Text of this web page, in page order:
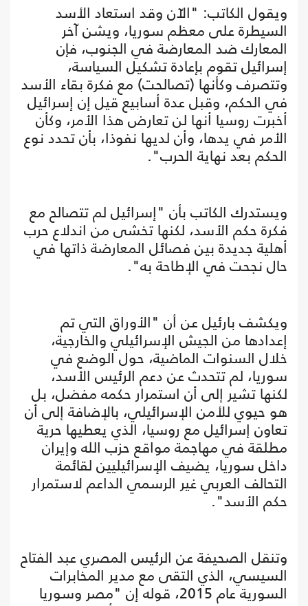
ويقول الكاتب: "الآن وقد استعاد الأسد
السيطرة على معظم سوريا، ويشن آخر
المعارك ضد المعارضة في الجنوب، فإن
إسرائيل تقوم بإعادة تشكيل السياسة،
وتتصرف وكأنها (تصالحت) مع فكرة بقاء الأسد
في الحكم، وقبل عدة أسابيع قيل إن إسرائيل
أخبرت روسيا أنها لن تعارض هذا الأمر، وكأن
الأمر في يدها، وأن لديها نفوذا، بأن تحدد نوع
الحكم بعد نهاية الحرب".
ويستدرك الكاتب بأن "إسرائيل لم تتصالح مع
فكرة حكم الأسد، لكنها تخشى من اندلاع حرب
أهلية جديدة بين فصائل المعارضة ذاتها في
حال نجحت في الإطاحة به".
ويكشف بارئيل عن أن "الأوراق التي تم
إعدادها من الجيش الإسرائيلي والخارجية،
خلال السنوات الماضية، حول الوضع في
سوريا، لم تتحدث عن دعم الرئيس الأسد،
لكنها تشير إلى أن استمرار حكمه مفضل، بل
هو حيوي للأمن الإسرائيلي، بالإضافة إلى أن
تعاون إسرائيل مع روسيا، الذي يعطيها حرية
مطلقة في مهاجمة مواقع حزب الله وإيران
داخل سوريا، يضيف الإسرائيليين لقائمة
التحالف العربي غير الرسمي الداعم لاستمرار
حكم الأسد".
وتنقل الصحيفة عن الرئيس المصري عبد الفتاح
السيسي، الذي التقى مع مدير المخابرات
السورية عام 2015، قوله إن "مصر وسوريا